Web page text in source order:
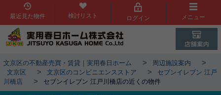
最近見た物件 検討リスト ログイン メニュー
文京区の不動産売買・賃貸｜実用春日ホーム > 周辺施設案内 >
文京区 > 文京区のコンビニエンスストア >
セブンイレブン 江戸
川橋店
> セブンイレブン 江戸川橋店の近くの物件